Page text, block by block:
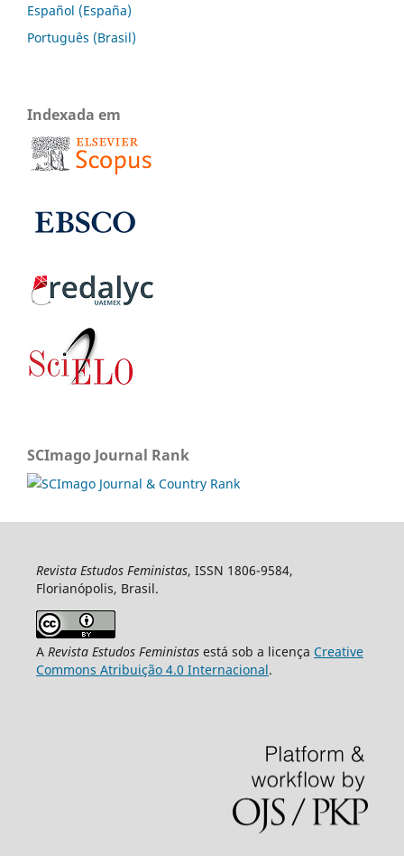
Español (España)
Português (Brasil)
Indexada em
SCImago Journal Rank
Revista Estudos Feministas, ISSN 1806-9584,
Florianópolis, Brasil.
A Revista Estudos Feministasestá sob a licença Creative
Commons Atribuição 4.0 Internacional.